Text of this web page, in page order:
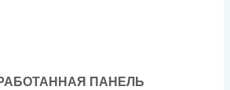
ПАНЕЛЬ